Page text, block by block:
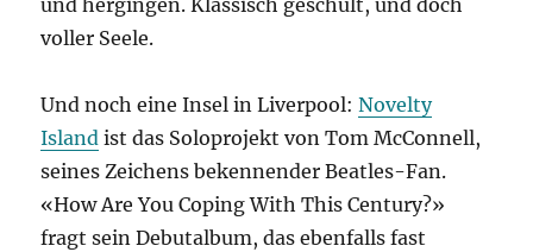
und hergingen. Klassisch geschult, und doch
voller Seele.
Und noch eine Insel in Liverpool:Novelty
Island ist das Soloprojekt von Tom McConnell,
seines Zeichens bekennender Beatles-Fan.
«How Are You Coping With This Century?»
fragt sein Debutalbum, das ebenfalls fast